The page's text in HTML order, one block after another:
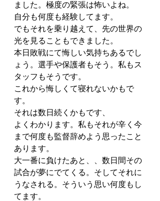
ました。極度の緊張は怖いよね。
自分も何度も経験してます。
でもそれを乗り越えて、先の世界の
光を見ることもできました。
本日敗戦にて悔しい気持ちあるでし
ょう。選手や保護者もそう。私もス
タッフもそうです。
これから悔しくて寝れないかもで
す。
それは数日続くかもです、
よくわかります。私もそれが辛く今
まで何度も監督辞めよう思ったこと
あります。
大一番に負けたあと、、数日間その
試合が夢にでてくる。そしてそれに
うなされる。そういう思い何度もし
てます。